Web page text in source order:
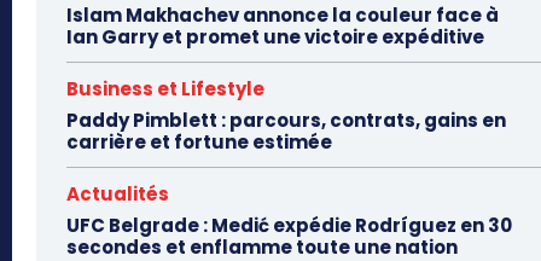
Islam Makhachev annonce la couleur face à
Ian Garry et promet une victoire expéditive
Business et Lifestyle
Paddy Pimblett : parcours, contrats, gains en
carrière et fortune estimée
Actualités
UFC Belgrade : Medić expédie Rodríguez en 30
secondes et enflamme toute une nation